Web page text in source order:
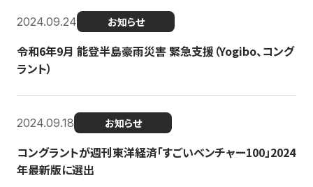
2024.09.24 お知らせ
令和6年9月 能登半島豪雨災害 緊急支援（Yogibo、コング
ラント）
2024.09.18 お知らせ
コングラントが週刊東洋経済「すごいベンチャー100」2024
年最新版に選出